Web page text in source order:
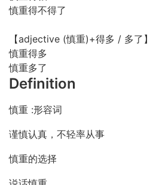
慎重得不得了
【adjective (慎重)+得多 / 多了】
慎重得多
慎重多了
Definition
慎重 :形容词
谨慎认真，不轻率从事
慎重的选择